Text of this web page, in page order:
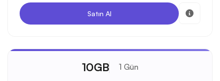
Satın Al
10GB 1 Gün